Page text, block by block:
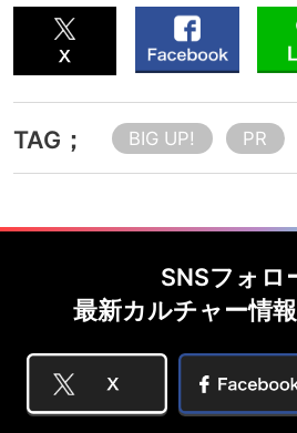
TAG； BIG UP! PR
SNSフォロ
最新カルチャー情